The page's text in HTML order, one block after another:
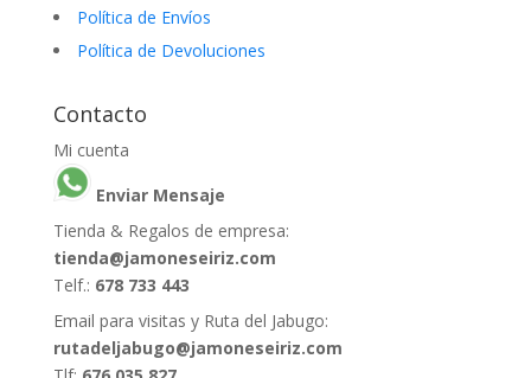
Política de Envíos
Política de Devoluciones
Contacto
Mi cuenta
Enviar Mensaje
Tienda & Regalos de empresa:
tienda@jamoneseiriz.com
Telf.: 678 733 443
Email para visitas y Ruta del Jabugo:
rutadeljabugo@jamoneseiriz.com